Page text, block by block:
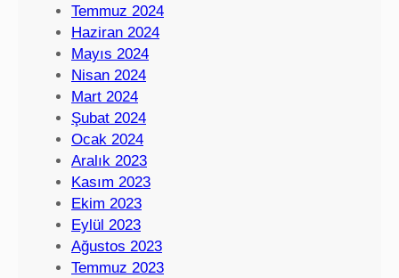
Temmuz 2024
Haziran 2024
Mayıs 2024
Nisan 2024
Mart 2024
Şubat 2024
Ocak 2024
Aralık 2023
Kasım 2023
Ekim 2023
Eylül 2023
Ağustos 2023
Temmuz 2023